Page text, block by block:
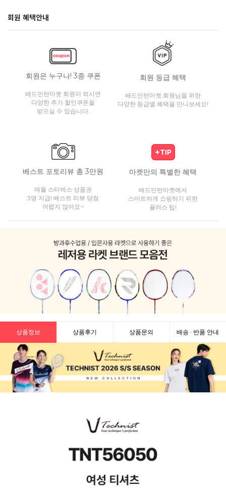
회원 혜택안내
회원은 누구나! 3종 쿠폰
배드민턴마켓 회원이 되시면
다양한 추가 할인쿠폰을
받으실 수 있습니다.
회원 등급 혜택
배드민턴마켓 회원님을 위한
다양한 등급별 혜택을 만나보세요!
베스트 포토리뷰 총 3만원
매월 스타벅스 상품권
3명 지급! 베스트 리뷰 당첨
어렵지 않아요~
마켓만의 특별한 혜택
배드민턴마켓에서
스마트하게 쇼핑하기 위한
플러스 팁!
상품정보 상품후기 상품문의 배송 · 반품 안내